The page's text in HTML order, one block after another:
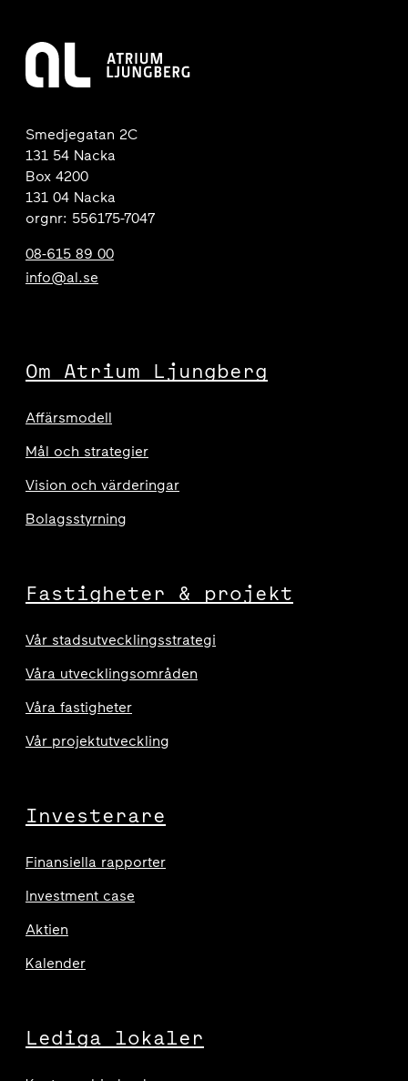
Smedjegatan 2C
131 54 Nacka
Box 4200
131 04 Nacka
orgnr: 556175-7047
08-615 89 00
info@al.se
Om Atrium Ljungberg
Affärsmodell
Mål och strategier
Vision och värderingar
Bolagsstyrning
Fastigheter & projekt
Vår stadsutvecklingsstrategi
Våra utvecklingsområden
Våra fastigheter
Vår projektutveckling
Investerare
Finansiella rapporter
Investment case
Aktien
Kalender
Lediga lokaler